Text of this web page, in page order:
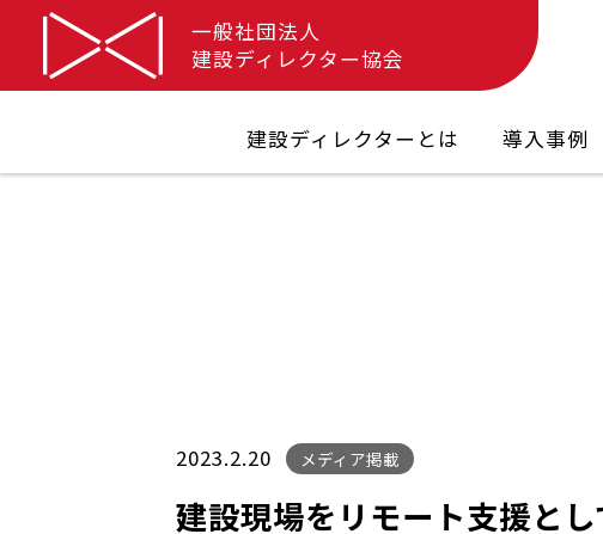
一般社団法人
建設ディレクター協会
建設ディレクターとは 導入事例
2023.2.20 メディア掲載
建設現場をリモート支援と